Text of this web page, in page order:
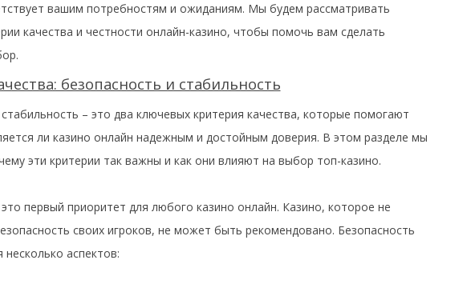
вашим потребностям и ожиданиям. Мы будем рассматривать
качества и честности онлайн-казино, чтобы помочь вам сделать
безопасность и стабильность
– это два ключевых критерия качества, которые помогают
ли казино онлайн надежным и достойным доверия. В этом разделе мы
эти критерии так важны и как они влияют на выбор топ-казино.
первый приоритет для любого казино онлайн. Казино, которое не
своих игроков, не может быть рекомендовано. Безопасность
аспектов: